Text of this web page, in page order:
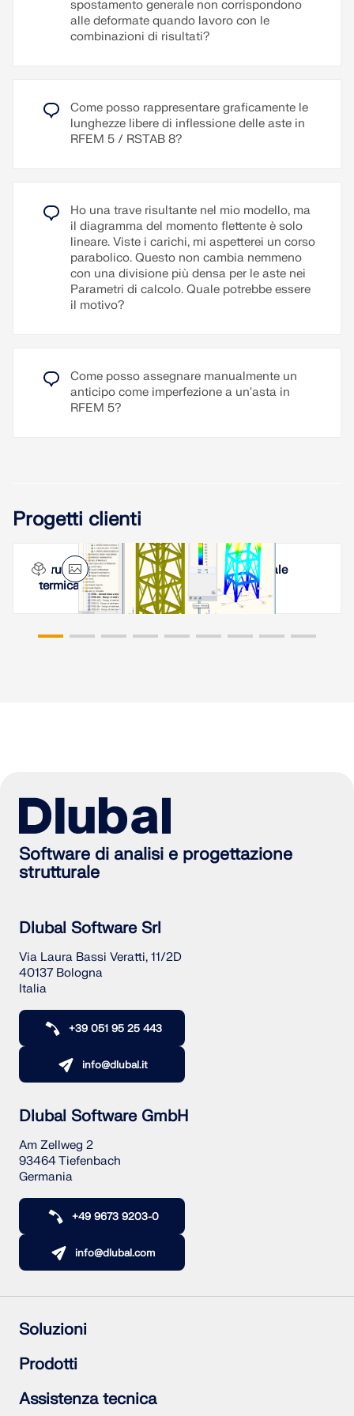
autonomamente.
essere esportato in un file RTF o PDF così come in
VCmaster.
con un solo clic del mouse.
spostamento generale non corrispondono
alle deformate quando lavoro con le
combinazioni di risultati?
Come posso rappresentare graficamente le
lunghezze libere di inflessione delle aste in
RFEM 5 / RSTAB 8?
Ho una trave risultante nel mio modello, ma
il diagramma del momento flettente è solo
lineare. Viste i carichi, mi aspetterei un corso
parabolico. Questo non cambia nemmeno
con una divisione più densa per le aste nei
Parametri di calcolo. Quale potrebbe essere
il motivo?
Come posso assegnare manualmente un
anticipo come imperfezione a un'asta in
RFEM 5?
Progetti clienti
Struttura di supporto e copertura per centrale
termica in India
Software di analisi e progettazione
strutturale
Dlubal Software Srl
Via Laura Bassi Veratti, 11/2D
40137 Bologna
Italia
+39 051 95 25 443
info@dlubal.it
Dlubal Software GmbH
Am Zellweg 2
93464 Tiefenbach
Germania
+49 9673 9203-0
info@dlubal.com
Soluzioni
Struttura in calcestruzzo armato
Strutture in acciaio
Strutture in legno
Giunti acciaio
Prodotti
RFEM 6
RSTAB 9
Assistenza tecnica